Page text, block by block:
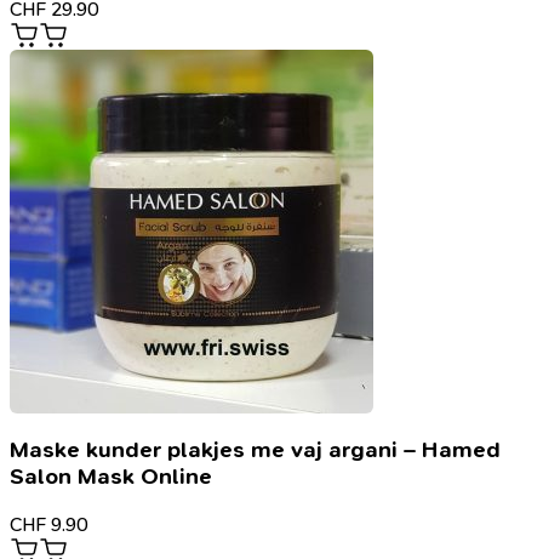
CHF 29.90
Maske kunder plakjes me vaj argani – Hamed
Salon Mask Online
CHF 9.90